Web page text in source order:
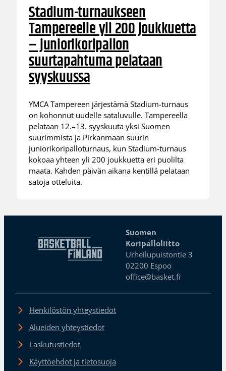
Stadium-turnaukseen
Tampereelle yli 200 joukkuetta
– juniorikoripallon
suurtapahtuma pelataan
syyskuussa
YMCA Tampereen järjestämä Stadium-turnaus
on kohonnut uudelle sataluvulle. Tampereella
pelataan 12.–13. syyskuuta yksi Suomen
suurimmista ja Pirkanmaan suurin
juniorikoripalloturnaus, kun Stadium-turnaus
kokoaa yhteen yli 200 joukkuetta eri puolilta
maata. Kahden päivän aikana kentillä pelataan
satoja otteluita.
Suomen
Koripalloliitto
Urheilupuistontie 3
02200 Espoo
office@basket.fi
Henkilöstön yhteystiedot
Alueiden yhteystiedot
Laskutustiedot
Käyttöehdot ja tietosuoja